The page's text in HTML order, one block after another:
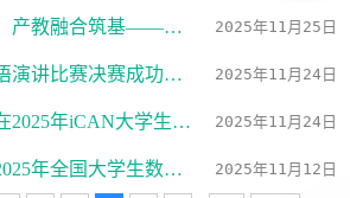
校企协同赋能，产教融合筑基——中南民大成功举办大华AIOT智慧物联实战师资培训班 2025年11月25日
我校2025年英语演讲比赛决赛成功举办 2025年11月24日
中南民大学子在2025年iCAN大学生创新创业大赛数字经济决策赛道全国总决赛中获一等奖 2025年11月24日
我校学子喜获2025年全国大学生数学建模竞赛湖北赛区5项一等奖 2025年11月12日